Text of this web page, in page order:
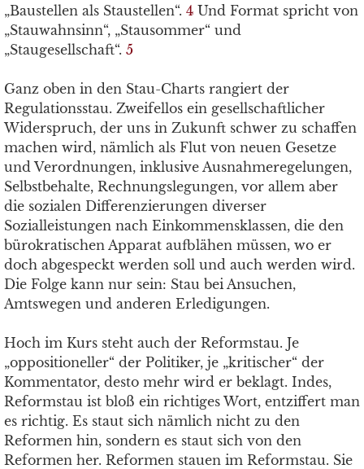
„Baustellen als Staustellen“. 4 Und Format spricht von
„Stauwahnsinn“, „Stausommer“ und
„Staugesellschaft“. 5
Ganz oben in den Stau-Charts rangiert der
Regulationsstau. Zweifellos ein gesellschaftlicher
Widerspruch, der uns in Zukunft schwer zu schaffen
machen wird, nämlich als Flut von neuen Gesetze
und Verordnungen, inklusive Ausnahmeregelungen,
Selbstbehalte, Rechnungslegungen, vor allem aber
die sozialen Differenzierungen diverser
Sozialleistungen nach Einkommensklassen, die den
bürokratischen Apparat aufblähen müssen, wo er
doch abgespeckt werden soll und auch werden wird.
Die Folge kann nur sein: Stau bei Ansuchen,
Amtswegen und anderen Erledigungen.
Hoch im Kurs steht auch der Reformstau. Je
„oppositioneller“ der Politiker, je „kritischer“ der
Kommentator, desto mehr wird er beklagt. Indes,
Reformstau ist bloß ein richtiges Wort, entziffert man
es richtig. Es staut sich nämlich nicht zu den
Reformen hin, sondern es staut sich von den
Reformen her. Reformen stauen im Reformstau. Sie